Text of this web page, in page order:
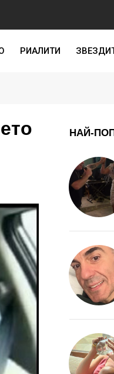
РИАЛИТИ
НАЙ-